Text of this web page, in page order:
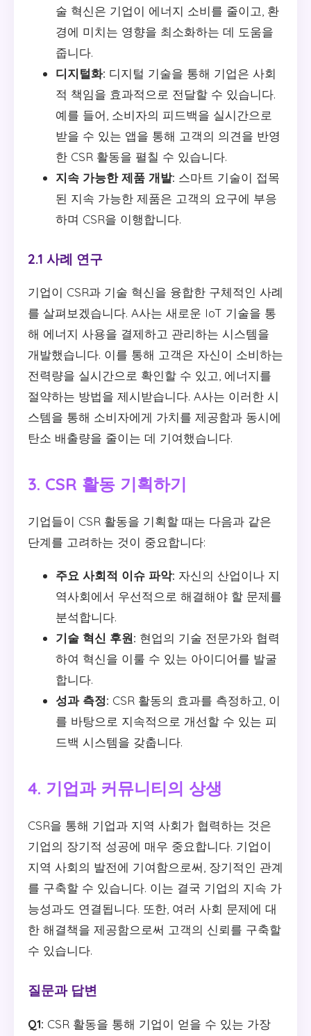
술 혁신은 기업이 에너지 소비를 줄이고, 환
경에 미치는 영향을 최소화하는 데 도움을
줍니다.
디지털화: 디지털 기술을 통해 기업은 사회
적 책임을 효과적으로 전달할 수 있습니다.
예를 들어, 소비자의 피드백을 실시간으로
받을 수 있는 앱을 통해 고객의 의견을 반영
한 CSR 활동을 펼칠 수 있습니다.
지속 가능한 제품 개발: 스마트 기술이 접목
된 지속 가능한 제품은 고객의 요구에 부응
하며 CSR을 이행합니다.
2.1 사례 연구
기업이 CSR과 기술 혁신을 융합한 구체적인 사례
를 살펴보겠습니다. A사는 새로운 IoT 기술을 통
해 에너지 사용을 결제하고 관리하는 시스템을
개발했습니다. 이를 통해 고객은 자신이 소비하는
전력량을 실시간으로 확인할 수 있고, 에너지를
절약하는 방법을 제시받습니다. A사는 이러한 시
스템을 통해 소비자에게 가치를 제공함과 동시에
탄소 배출량을 줄이는 데 기여했습니다.
3. CSR 활동 기획하기
기업들이 CSR 활동을 기획할 때는 다음과 같은
단계를 고려하는 것이 중요합니다:
주요 사회적 이슈 파악: 자신의 산업이나 지
역사회에서 우선적으로 해결해야 할 문제를
분석합니다.
기술 혁신 후원: 현업의 기술 전문가와 협력
하여 혁신을 이룰 수 있는 아이디어를 발굴
합니다.
성과 측정: CSR 활동의 효과를 측정하고, 이
를 바탕으로 지속적으로 개선할 수 있는 피
드백 시스템을 갖춥니다.
4. 기업과 커뮤니티의 상생
CSR을 통해 기업과 지역 사회가 협력하는 것은
기업의 장기적 성공에 매우 중요합니다. 기업이
지역 사회의 발전에 기여함으로써, 장기적인 관계
를 구축할 수 있습니다. 이는 결국 기업의 지속 가
능성과도 연결됩니다. 또한, 여러 사회 문제에 대
한 해결책을 제공함으로써 고객의 신뢰를 구축할
수 있습니다.
질문과 답변
Q1: CSR 활동을 통해 기업이 얻을 수 있는 가장